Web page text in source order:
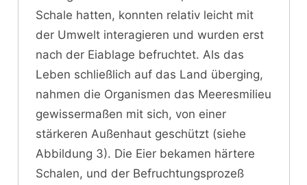
Schale hatten, konnten relativ leicht mit
der Umwelt interagieren und wurden erst
nach der Eiablage befruchtet. Als das
Leben schließlich auf das Land überging,
nahmen die Organismen das Meeresmilieu
gewissermaßen mit sich, von einer
stärkeren Außenhaut geschützt (siehe
Abbildung 3). Die Eier bekamen härtere
Schalen, und der Befruchtungsprozeß